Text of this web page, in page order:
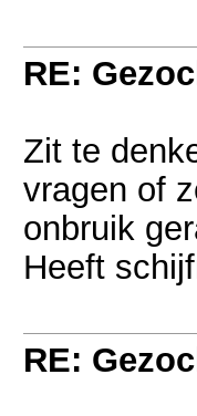
RE:
Zit te
vragen of
onbruik
Heeft
RE: